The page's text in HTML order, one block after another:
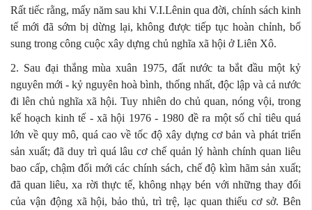
Rất tiếc rằng, mấy năm sau khi V.I.Lênin qua đời, chính sách kinh
tế mới đã sớm bị dừng lại, không được tiếp tục hoàn chỉnh, bổ
sung trong công cuộc xây dựng chủ nghĩa xã hội ở Liên Xô.
2. Sau đại thắng mùa xuân 1975, đất nước ta bắt đầu một kỷ
nguyên mới - kỷ nguyên hoà bình, thống nhất, độc lập và cả nước
đi lên chủ nghĩa xã hội. Tuy nhiên do chủ quan, nóng vội, trong
kế hoạch kinh tế - xã hội 1976 - 1980 đề ra một số chỉ tiêu quá
lớn về quy mô, quá cao về tốc độ xây dựng cơ bản và phát triển
sản xuất; đã duy trì quá lâu cơ chế quản lý hành chính quan liêu
bao cấp, chậm đổi mới các chính sách, chế độ kìm hãm sản xuất;
đã quan liêu, xa rời thực tế, không nhạy bén với những thay đổi
của vận động xã hội, bảo thủ, trì trệ, lạc quan thiếu cơ sở. Bên